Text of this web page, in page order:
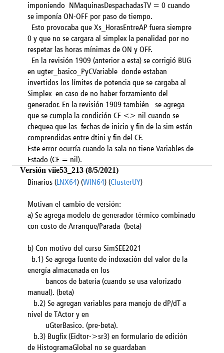
imponiendo NMaquinasDespachadasTV = 0 cuando
se imponía ON-OFF por paso de tiempo.
Esto provocaba que Xs_HorasEntreAP fuera siempre
0 y que no se cargara al simplex la penalidad por no
respetar las horas mínimas de ON y OFF.
En la revisión 1909 (anterior a esta) se corrigió BUG
en ugter_basico_PyCVariable donde estaban
invertidos los límites de potencia que se cargaba al
Simplex en caso de no haber forzamiento del
generador. En la revisión 1909 también se agrega
que se cumpla la condición CF <> nil cuando se
chequea que las fechas de inicio y fin de la sim están
comprendidas entre dtini y fin del CF.
Este error ocurría cuando la sala no tiene Variables de
Estado (CF = nil).
Versión viie53_213 (8/5/2021)
Binarios (LNX64) (WIN64) (ClusterUY)
Motivan el cambio de versión:
a) Se agrega modelo de generador térmico combinado
con costo de Arranque/Parada (beta)
b) Con motivo del curso SimSEE2021
b.1) Se agrega fuente de indexación del valor de la
energía almacenada en los
bancos de batería (cuando se usa valorizado
manual). (beta)
b.2) Se agregan variables para manejo de dP/dT a
nivel de TActor y en
uGterBasico. (pre-beta).
b.3) Bugfix (Eidtor->sr3) en formulario de edición
de HistogramaGlobal no se guardaban